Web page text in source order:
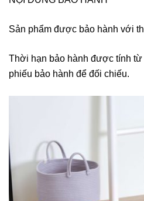
Sản phẩm được bảo hành với
Thời hạn bảo hành được tính từ
phiếu bảo hành để đối chiếu.